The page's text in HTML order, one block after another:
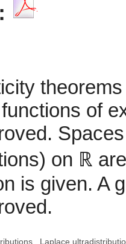
of
on ℝ
is given. A
Laplace